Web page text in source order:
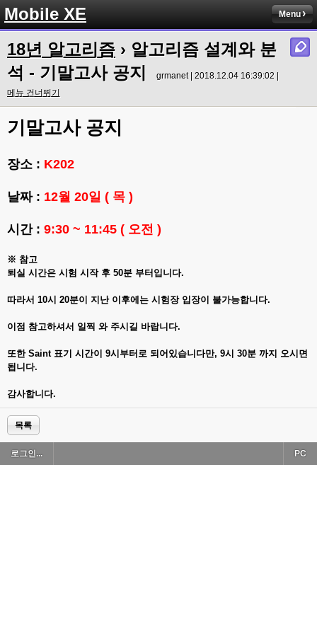
Mobile XE Menu
18년 알고리즘 › 알고리즘 설계와 분
석 - 기말고사 공지
grmanet | 2018.12.04 16:39:02 |
메뉴 건너뛰기
기말고사 공지
장소 : K202
날짜 : 12월 20일 ( 목 )
시간 : 9:30 ~ 11:45 ( 오전 )
※ 참고
퇴실 시간은 시험 시작 후 50분 부터입니다.
따라서 10시 20분이 지난 이후에는 시험장 입장이 불가능합니다.
이점 참고하셔서 일찍 와 주시길 바랍니다.
또한 Saint 표기 시간이 9시부터로 되어있습니다만, 9시 30분 까지 오시면
됩니다.
감사합니다.
목록
로그인... PC